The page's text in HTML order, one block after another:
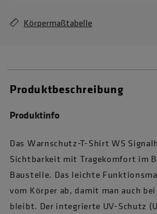
Körpermaßtabelle
Produktbeschreibung
Produktinfo
Das Warnschutz-T-Shirt WS
Sichtbarkeit mit Tragekomfort im
Baustelle. Das leichte
vom Körper ab, damit man auch
bleibt. Der integrierte UV-Schutz